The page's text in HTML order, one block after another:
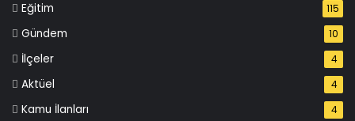
Eğitim 115
Gündem 10
İlçeler 4
Aktüel 4
Kamu İlanları 4